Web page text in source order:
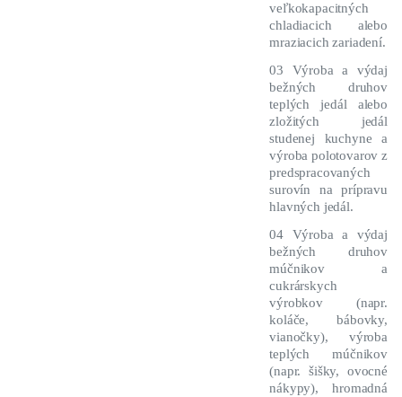
veľkokapacitných
chladiacich alebo
mraziacich zariadení.
03 Výroba a výdaj
bežných druhov
teplých jedál alebo
zložitých jedál
studenej kuchyne a
výroba polotovarov z
predspracovaných
surovín na prípravu
hlavných jedál.
04 Výroba a výdaj
bežných druhov
múčnikov a
cukrárskych
výrobkov (napr.
koláče, bábovky,
vianočky), výroba
teplých múčnikov
(napr. šišky, ovocné
nákypy), hromadná